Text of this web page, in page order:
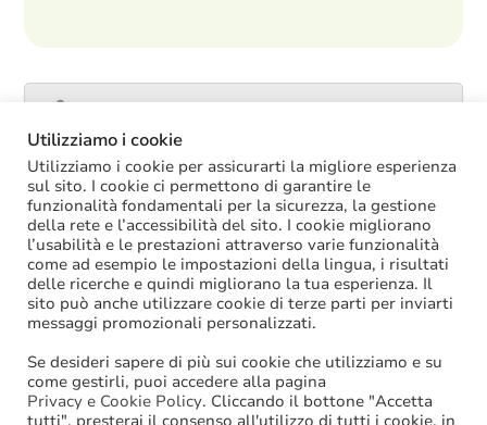
ULTIME NOTIZIE
La soppressione dei vecchi tetti di spesa
offre più margini anche per l’aumento del
salario accessorio
ACCRUAL: come si registrano i
trasferimenti vincolati per investimenti
riscossi prima del 2025?
Oggi in Cdm il nuovo “Decreto PA”: molte
le novità di interesse per gli enti locali
Utilizziamo i cookie
Utilizziamo i cookie per assicurarti la migliore esperienza
sul sito. I cookie ci permettono di garantire le
funzionalità fondamentali per la sicurezza, la gestione
della rete e l’accessibilità del sito. I cookie migliorano
l’usabilità e le prestazioni attraverso varie funzionalità
come ad esempio le impostazioni della lingua, i risultati
delle ricerche e quindi migliorano la tua esperienza. Il
sito può anche utilizzare cookie di terze parti per inviarti
messaggi promozionali personalizzati.
Se desideri sapere di più sui cookie che utilizziamo e su
come gestirli, puoi accedere alla pagina
Privacy e Cookie Policy. Cliccando il bottone "Accetta
tutti", presterai il consenso all'utilizzo di tutti i cookie, in